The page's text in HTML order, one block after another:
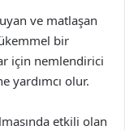
ve matlaşan
bir
için nemlendirici
yardımcı olur.
etkili olan